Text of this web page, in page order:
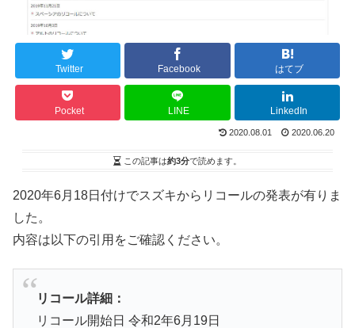
Twitter Facebook はてブ
Pocket LINE LinkedIn
2020.08.01 2020.06.20
この記事は約3分で読めます。
2020年6月18日付けでスズキからリコールの発表が有りま
した。
内容は以下の引用をご確認ください。
リコール詳細：
リコール開始日 令和2年6月19日